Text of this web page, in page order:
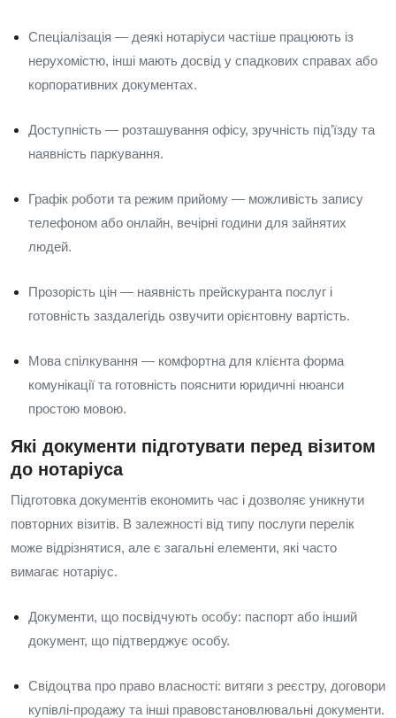
Спеціалізація — деякі нотаріуси частіше працюють із
нерухомістю, інші мають досвід у спадкових справах або
корпоративних документах.
Доступність — розташування офісу, зручність під’їзду та
наявність паркування.
Графік роботи та режим прийому — можливість запису
телефоном або онлайн, вечірні години для зайнятих
людей.
Прозорість цін — наявність прейскуранта послуг і
готовність заздалегідь озвучити орієнтовну вартість.
Мова спілкування — комфортна для клієнта форма
комунікації та готовність пояснити юридичні нюанси
простою мовою.
Які документи підготувати перед візитом
до нотаріуса
Підготовка документів економить час і дозволяє уникнути
повторних візитів. В залежності від типу послуги перелік
може відрізнятися, але є загальні елементи, які часто
вимагає нотаріус.
Документи, що посвідчують особу: паспорт або інший
документ, що підтверджує особу.
Свідоцтва про право власності: витяги з реєстру, договори
купівлі‑продажу та інші правовстановлювальні документи.